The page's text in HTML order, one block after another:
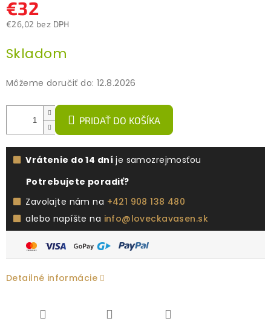
€32
€26,02 bez DPH
cena:
Skladom
Môžeme doručiť do: 12.8.2026
PRIDAŤ DO KOŠÍKA
Vrátenie do 14 dní je samozrejmosťou
Potrebujete poradiť?
Zavolajte nám na +421 908 138 480
alebo napíšte na info@loveckavasen.sk
Detailné informácie